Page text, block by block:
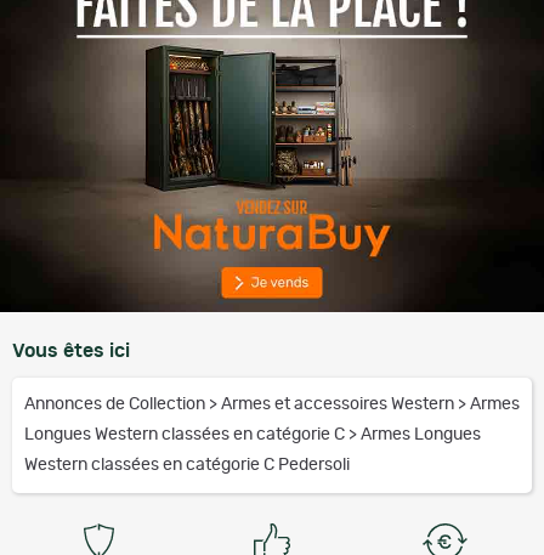
Vous êtes ici
Annonces de Collection > Armes et accessoires Western > Armes
Longues Western classées en catégorie C > Armes Longues
Western classées en catégorie C Pedersoli